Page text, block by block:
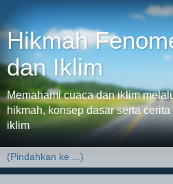
Hikmah
dan Iklim
Memahami cuaca dan iklim
hikmah, konsep dasar serta
iklim